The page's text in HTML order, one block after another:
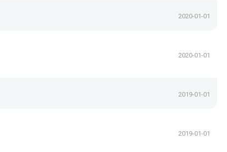
2020-01-01
2020-01-01
2019-01-01
2019-01-01